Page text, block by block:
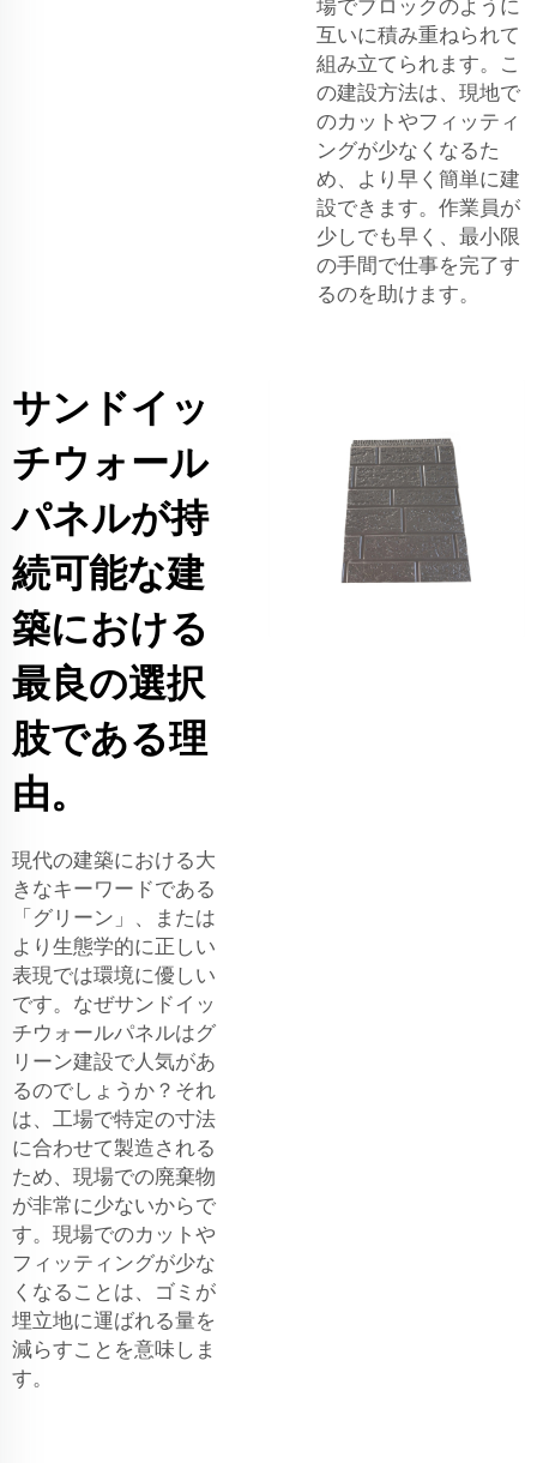
場でブロックのように
互いに積み重ねられて
組み立てられます。こ
の建設方法は、現地で
のカットやフィッティ
ングが少なくなるた
め、より早く簡単に建
設できます。作業員が
少しでも早く、最小限
の手間で仕事を完了す
るのを助けます。
サンドイッ
チウォール
パネルが持
続可能な建
築における
最良の選択
肢である理
由。
現代の建築における大
きなキーワードである
「グリーン」、または
より生態学的に正しい
表現では環境に優しい
です。なぜサンドイッ
チウォールパネルはグ
リーン建設で人気があ
るのでしょうか？それ
は、工場で特定の寸法
に合わせて製造される
ため、現場での廃棄物
が非常に少ないからで
す。現場でのカットや
フィッティングが少な
くなることは、ゴミが
埋立地に運ばれる量を
減らすことを意味しま
す。